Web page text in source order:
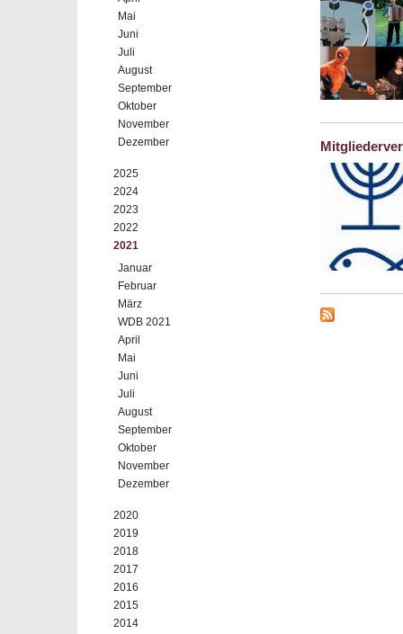
Mai
Juni
Juli
August
September
Oktober
November
Dezember
2025
2024
2023
2022
2021
Januar
Februar
März
WDB 2021
April
Mai
Juni
Juli
August
September
Oktober
November
Dezember
2020
2019
2018
2017
2016
2015
2014